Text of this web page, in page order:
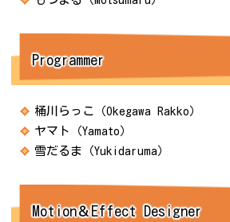
Programmer
桶川らっこ（Okegawa Rakko）
ヤマト（Yamato）
雪だるま（Yukidaruma）
Motion＆Effect Designer